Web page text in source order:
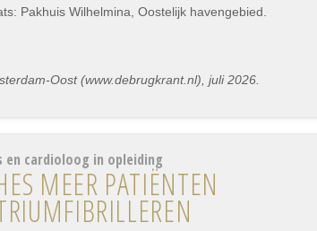
Pakhuis Wilhelmina, Oostelijk havengebied.
Oost (www.debrugkrant.nl), juli 2026.
en cardioloog in opleiding
MEER PATIËNTEN